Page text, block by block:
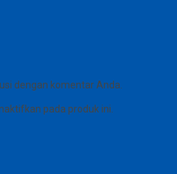
dengan komentar Anda.
pada produk ini.